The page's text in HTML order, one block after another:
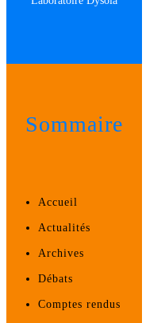
Sommaire
Accueil
Actualités
Archives
Débats
Comptes rendus